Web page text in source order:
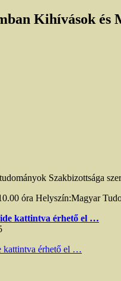
Kihívások és
Szakbizottsága
óra Helyszín:Magyar
kattintva érhető el …
kattintva érhető el …